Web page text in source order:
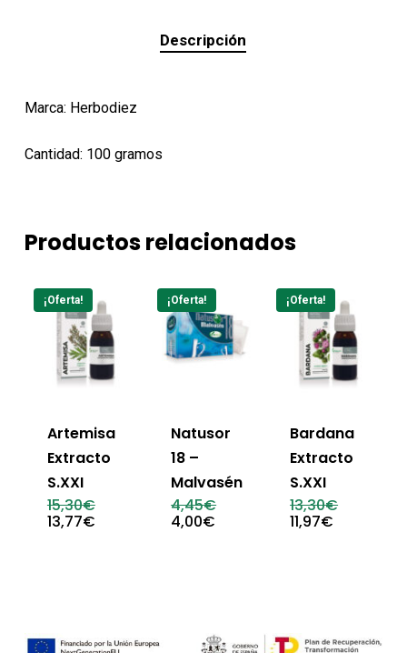
Descripción
Marca: Herbodiez
Cantidad: 100 gramos
Productos relacionados
¡Oferta!
Artemisa
Extracto
S.XXI
15,30€El
precio
13,77€El
¡Oferta!
Natusor
18 –
Malvasén
4,45€El
4,00€
¡Oferta!
Bardana
Extracto
S.XXI
13,30€El
11,97€